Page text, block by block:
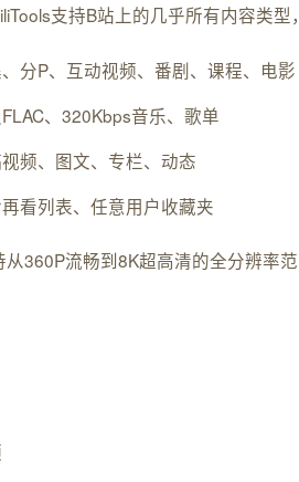
支持B站上的几乎所有内容类型
分P、互动视频、番剧、课程、电影
、320Kbps音乐、歌单
频、图文、专栏、动态
看列表、任意用户收藏夹
从360P流畅到8K超高清的全分辨率